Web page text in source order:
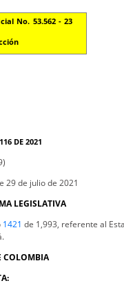
No. 53.562 - 23
DE 2021
29 de julio de 2021
LEGISLATIVA
1421 de 1,993, referente al
COLOMBIA